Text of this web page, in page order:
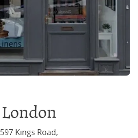
London
597 Kings Road,